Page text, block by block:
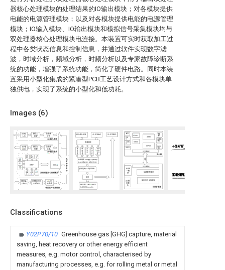
器核心处理模块的处理结果的IO输出模块；对各模块提供
电能的电源管理模块；以及对各模块提供电能的电源管理
模块；IO输入模块、IO输出模块和模拟信号采集模块均与
双处理器核心处理模块电连接。本装置可实时获取加工过
程中各类状态信息和控制信息，并通过软件实现数字滤
波，时域分析，频域分析，时频分析以及专家故障诊断系
统的功能，增强了系统功能，简化了硬件电路。同时本装
置采用小型化集成的紧凑型PCB工艺设计方式和各模块单
独供电，实现了系统的小型化和低功耗。
Images (6)
Classifications
Y02P70/10 Greenhouse gas [GHG] capture, material
saving, heat recovery or other energy efficient
measures, e.g. motor control, characterised by
manufacturing processes, e.g. for rolling metal or metal